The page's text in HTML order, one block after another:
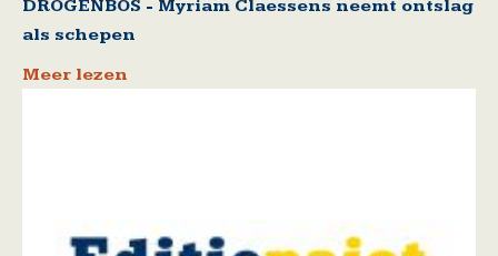
DROGENBOS - Myriam Claessens neemt ontslag
als schepen
Meer lezen